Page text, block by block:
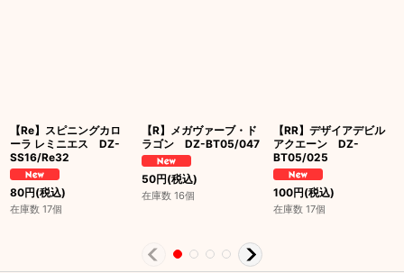
【Re】スピニングカロ
ーラ レミニエス DZ-
SS16/Re32
80円(税込)
在庫数 17個
【R】メガヴァーブ・ド
ラゴン DZ-BT05/047
50円(税込)
在庫数 16個
【RR】デザイアデビル
アクエーン DZ-
BT05/025
100円(税込)
在庫数 17個